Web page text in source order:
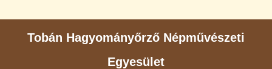
Tobán Hagyományőrző Népművészeti
Egyesület